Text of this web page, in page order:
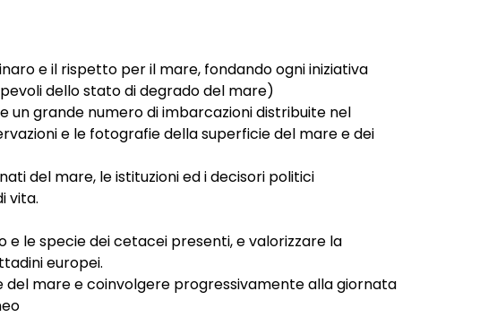
e il rispetto per il mare, fondando ogni iniziativa
dello stato di degrado del mare)
un grande numero di imbarcazioni distribuite nel
e le fotografie della superficie del mare e dei
del mare, le istituzioni ed i decisori politici
vita.
le specie dei cetacei presenti, e valorizzare la
europei.
mare e coinvolgere progressivamente alla giornata